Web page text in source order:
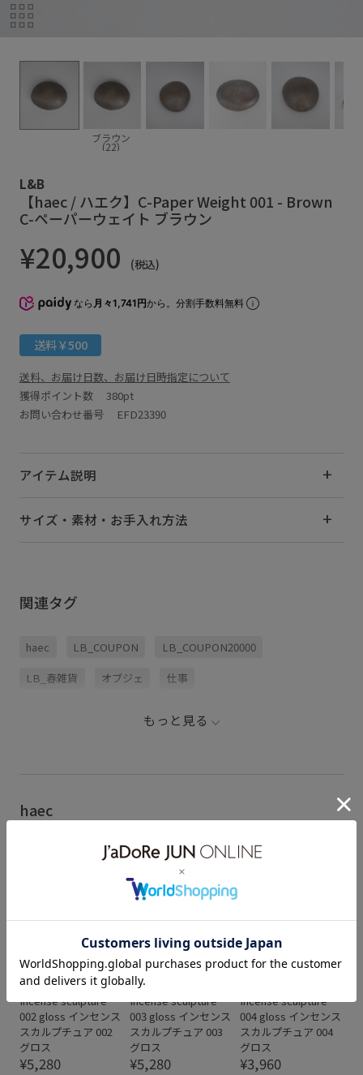
ブラウン
(22)
L&B
【haec / ハエク】C-Paper Weight 001 - Brown
C-ペーパーウェイト ブラウン
¥20,900 (税込)
なら 月々1,741円から。分割手数料無料
送料￥500
送料、お届け日数、お届け日時指定について
獲得ポイント数 380pt
お問い合わせ番号 EFD23390
アイテム説明
サイズ・素材・お手入れ方法
関連タグ
haec LB_COUPON LB_COUPON20000
LB_春雑貨 オブジェ 仕事
もっと見る
haec
【haec / ハエク】
Incense sculpture
002 gloss インセンス
スカルプチュア 002
グロス
¥5,280
L&B
【haec / ハエク】
Incense sculpture
003 gloss インセンス
スカルプチュア 003
グロス
¥5,280
Incense sculpture
004 gloss インセンス
スカルプチュア 004
グロス
¥3,960